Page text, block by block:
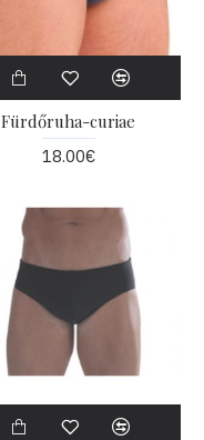
Fürdőruha-curiae
18.00€